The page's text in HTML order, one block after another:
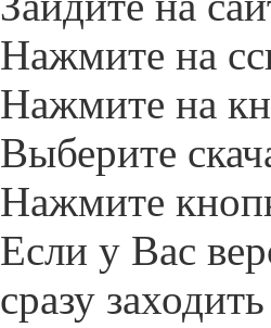
Нажмите на
Нажмите на
Выберите
Нажмите
Если у Вас
сразу